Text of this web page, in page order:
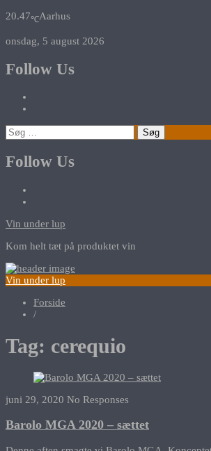
20.47℃Aarhus
onsdag, 5 august 2026
Follow Us
Søg
efter:
Follow Us
Vin under lup
Kom helt tæt på produktet vin
Vin under lup
Forside
/
Tag: cerequio
juni 29, 2020 No Responses
Barolo MGA 2020 – sættet